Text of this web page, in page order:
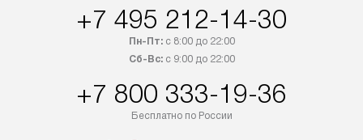
приобретения с менеджером сайта.
Товары с специальным лейблом
доставляются бесплатно
и отдельная доставка аксессуаров
не предусмотрена. Доставка
гарантию 1 год
и регулярное
+7 495 212-14-30
Пн-Пт:с 8:00 до 22:00
Сб-Вс:с 9:00 до 22:00
+7 800 333-19-36
Бесплатно по России